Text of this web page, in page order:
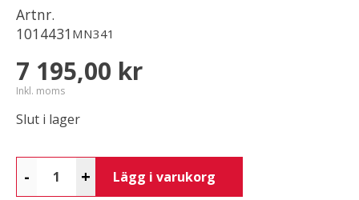
Artnr.
1014431 MN341
7 195,00 kr
Inkl. moms
Slut i lager
- + Lägg i varukorg